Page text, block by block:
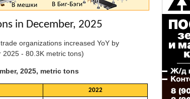
in December, 2025
organizations increased YoY by
- 80.3K metric tons)
2025, metric tons
2022